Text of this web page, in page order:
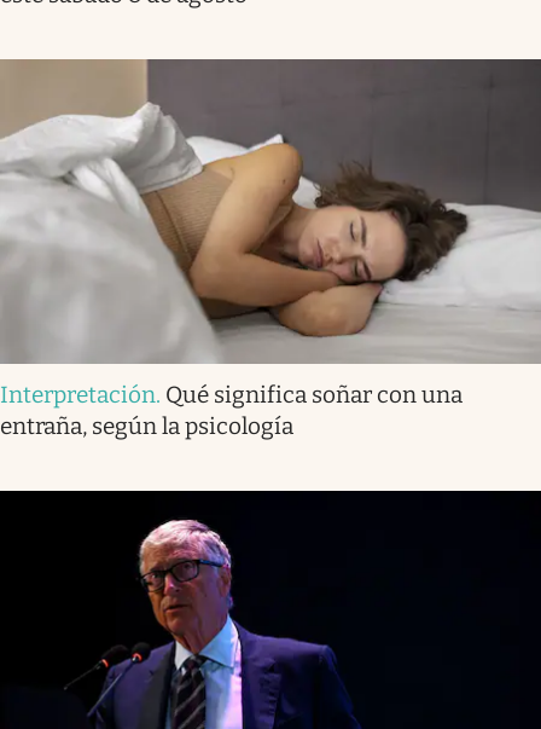
Interpretación. Qué significa soñar con una
entraña, según la psicología